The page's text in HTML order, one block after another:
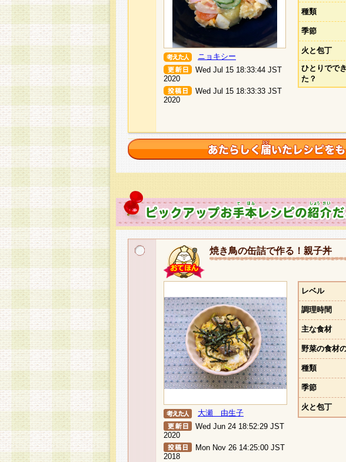
ニョキシー
Wed Jul 15 18:33:44 JST
2020
Wed Jul 15 18:33:33 JST
2020
種類
季節
火と包丁
ひとりででき
た？
焼き鳥の缶詰で作る！親子丼
大瀬 由生子
Wed Jun 24 18:52:29 JST
2020
Mon Nov 26 14:25:00 JST
2018
レベル
調理時間
主な食材
野菜の食材
種類
季節
火と包丁